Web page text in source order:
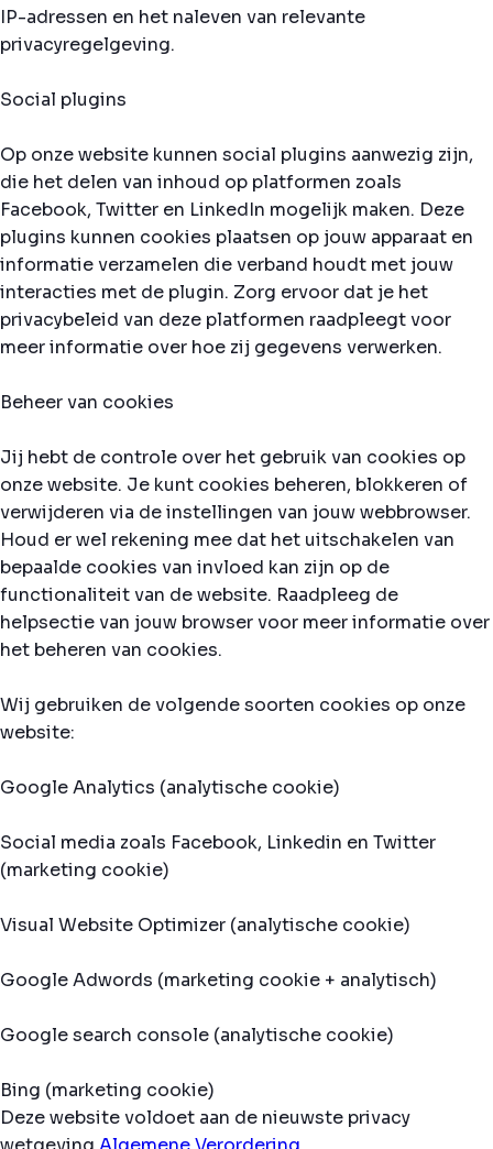
IP-adressen en het naleven van relevante
privacyregelgeving.
Social plugins
Op onze website kunnen social plugins aanwezig zijn,
die het delen van inhoud op platformen zoals
Facebook, Twitter en LinkedIn mogelijk maken. Deze
plugins kunnen cookies plaatsen op jouw apparaat en
informatie verzamelen die verband houdt met jouw
interacties met de plugin. Zorg ervoor dat je het
privacybeleid van deze platformen raadpleegt voor
meer informatie over hoe zij gegevens verwerken.
Beheer van cookies
Jij hebt de controle over het gebruik van cookies op
onze website. Je kunt cookies beheren, blokkeren of
verwijderen via de instellingen van jouw webbrowser.
Houd er wel rekening mee dat het uitschakelen van
bepaalde cookies van invloed kan zijn op de
functionaliteit van de website. Raadpleeg de
helpsectie van jouw browser voor meer informatie over
het beheren van cookies.
Wij gebruiken de volgende soorten cookies op onze
website:
Google Analytics (analytische cookie)
Social media zoals Facebook, Linkedin en Twitter
(marketing cookie)
Visual Website Optimizer (analytische cookie)
Google Adwords (marketing cookie + analytisch)
Google search console (analytische cookie)
Bing (marketing cookie)
Deze website voldoet aan de nieuwste privacy